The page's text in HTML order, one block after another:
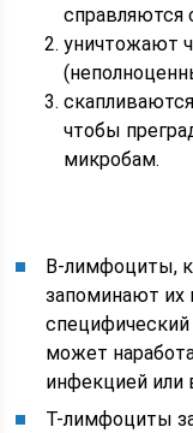
справляются
уничтожают
чтобы
микробам.
В-лимфоциты,
запоминают
может
инфекцией или
Т-лимфоциты